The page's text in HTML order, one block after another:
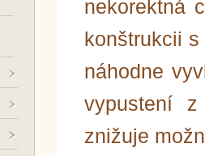
nekorektná
konštrukcii
náhodne
vypustení
znižuje